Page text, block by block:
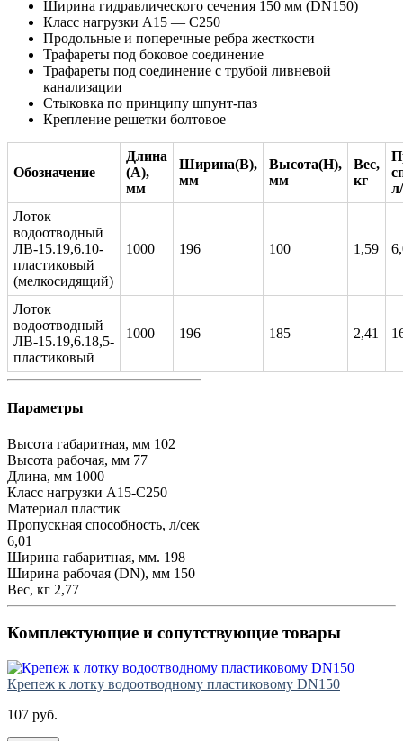
Ширина гидравлического сечения 150 мм (DN150)
Класс нагрузки А15 — C250
Продольные и поперечные ребра жесткости
Трафареты под боковое соединение
Трафареты под соединение с трубой ливневой
канализации
Стыковка по принципу шпунт-паз
Крепление решетки болтовое
Обозначение
Длина
(А),
мм
Ширина(В),
мм
Высота(H),
мм
Вес,
кг
Лоток
водоотводный
ЛВ-15.19,6.10-
пластиковый
(мелкосидящий)
1000 196 100 1,59
Лоток
водоотводный
ЛВ-15.19,6.18,5-
пластиковый
1000 196 185 2,41
Параметры
Высота габаритная, мм 102
Высота рабочая, мм 77
Длина, мм 1000
Класс нагрузки А15-С250
Материал пластик
Пропускная способность, л/сек
6,01
Ширина габаритная, мм. 198
Ширина рабочая (DN), мм 150
Вес, кг 2,77
Комплектующие и сопутствующие товары
Крепеж к лотку водоотводному пластиковому DN150
107 руб.